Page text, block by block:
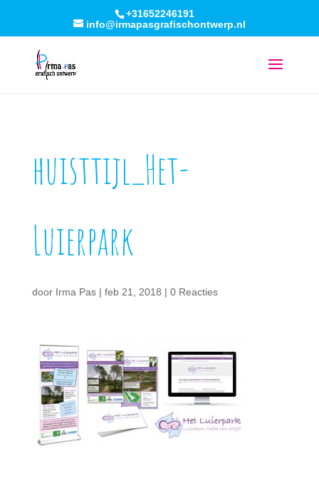
+31652246191
info@irmapasgrafischontwerp.nl
huisttijl_Het-
Luierpark
door Irma Pas| feb 21, 2018 | 0 Reacties